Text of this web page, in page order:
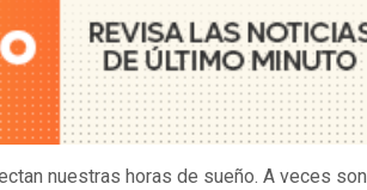
nuestras horas de sueño. A veces son